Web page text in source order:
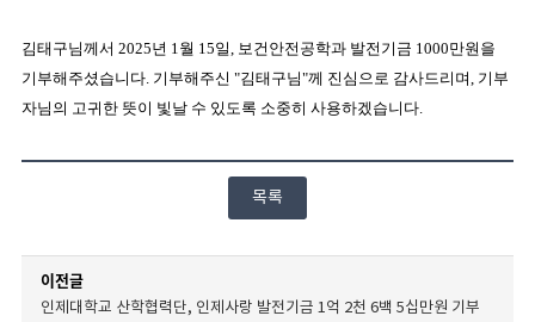
김태구님께서 2025년 1월 15일, 보건안전공학과발전기금 1000만원을
기부해주셨습니다. 기부해주신 "김태구님"께 진심으로 감사드리며, 기부
자님의 고귀한 뜻이 빛날 수 있도록 소중히 사용하겠습니다.
목록
이전글
인제대학교 산학협력단, 인제사랑 발전기금 1억 2천 6백 5십만원 기부